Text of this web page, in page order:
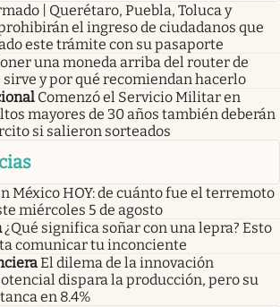
| Querétaro, Puebla, Toluca y
el ingreso de ciudadanos que
este trámite con su pasaporte
una moneda arriba del router de
sirve y por qué recomiendan hacerlo
Comenzó el Servicio Militar en
mayores de 30 años también deberán
si salieron sorteados
México HOY: de cuánto fue el terremoto
miércoles 5 de agosto
¿Qué significa soñar con una lepra? Esto
comunicar tu inconciente
El dilema de la innovación
dispara la producción, pero su
en 8.4%